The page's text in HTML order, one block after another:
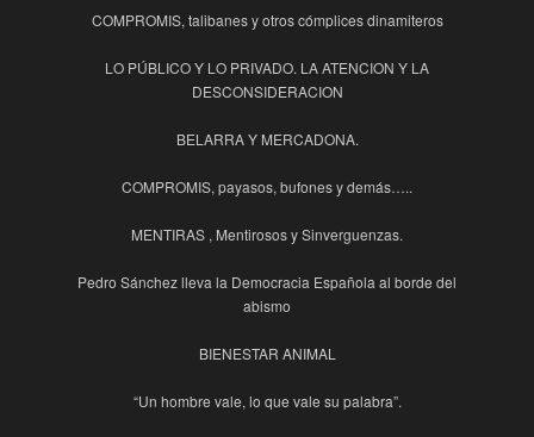
COMPROMIS, talibanes y otros cómplices dinamiteros
LO PÚBLICO Y LO PRIVADO. LA ATENCION Y LA
DESCONSIDERACION
BELARRA Y MERCADONA.
COMPROMIS, payasos, bufones y demás…..
MENTIRAS , Mentirosos y Sinverguenzas.
Pedro Sánchez lleva la Democracia Española al borde del
abismo
BIENESTAR ANIMAL
“Un hombre vale, lo que vale su palabra”.